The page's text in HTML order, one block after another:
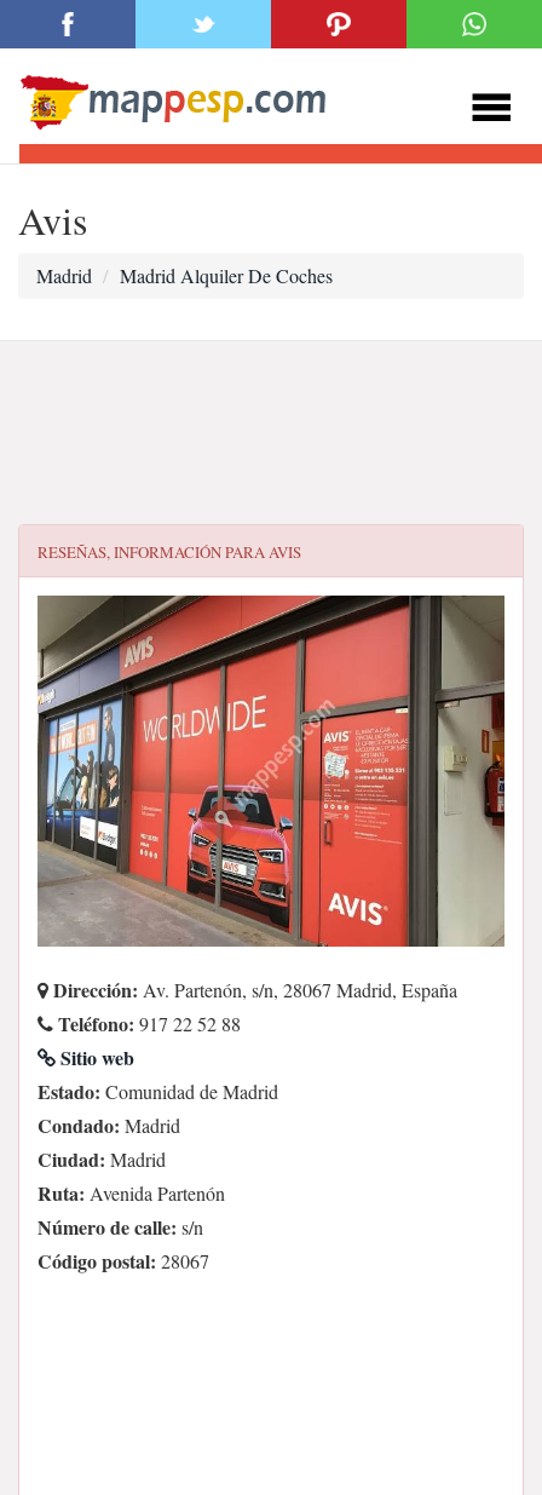
Avis
Madrid Madrid Alquiler De Coches
RESEÑAS, INFORMACIÓN PARAAVIS
Dirección: Av. Partenón, s/n, 28067 Madrid, España
Teléfono: 917 22 52 88
Sitio web
Estado: Comunidad de Madrid
Condado: Madrid
Ciudad: Madrid
Ruta: Avenida Partenón
Número de calle: s/n
Código postal: 28067